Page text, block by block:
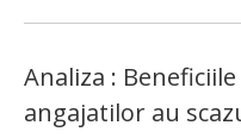
Analiza :
angajatilor au